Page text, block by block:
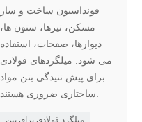
فونداسیون ساخت و ساز
مسکن، تیرها، ستون ها،
دیوارها، صفحات، استفاده
می شود. میلگردهای فولادی
برای پیش تنیدگی بتن مواد
میلگرد فولادی برای بتن